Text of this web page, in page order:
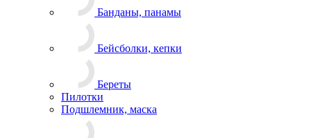
Банданы, панамы
Бейсболки, кепки
Береты
Пилотки
Подшлемник, маска